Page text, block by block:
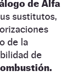
de Alfa
sustitutos,
de la
de